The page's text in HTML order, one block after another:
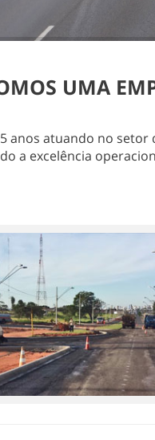
UMA
anos atuando no
a excelência